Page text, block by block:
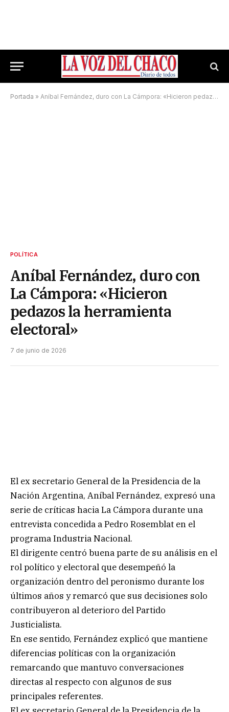
Portada » Aníbal Fernández, duro con La Cámpora: «Hicieron pedazos la herramienta electoral»
POLÍTICA
Aníbal Fernández, duro con
La Cámpora: «Hicieron
pedazos la herramienta
electoral»
7 de junio de 2026
El ex secretario General de la Presidencia de la
Nación Argentina, Aníbal Fernández, expresó una
serie de críticas hacia La Cámpora durante una
entrevista concedida a Pedro Rosemblat en el
programa Industria Nacional.
El dirigente centró buena parte de su análisis en el
rol político y electoral que desempeñó la
organización dentro del peronismo durante los
últimos años y remarcó que sus decisiones solo
contribuyeron al deterioro del Partido
Justicialista.
En ese sentido, Fernández explicó que mantiene
diferencias políticas con la organización
remarcando que mantuvo conversaciones
directas al respecto con algunos de sus
principales referentes.